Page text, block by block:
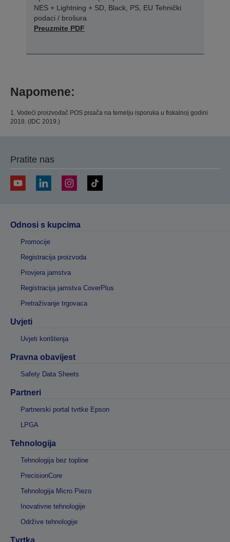
NES + Lightning + SD, Black, PS, EU Tehnički
podaci / brošura
Preuzmite PDF
Napomene:
1. Vodeći proizvođač POS pisača na temelju isporuka u fiskalnoj godini
2018. (IDC 2019.)
Pratite nas
Odnosi s kupcima
Promocije
Registracija proizvoda
Provjera jamstva
Registracija jamstva CoverPlus
Pretraživanje trgovaca
Uvjeti
Uvjeti korištenja
Pravna obavijest
Safety Data Sheets
Partneri
Partnerski portal tvrtke Epson
LPGA
Tehnologija
Tehnologija bez topline
PrecisionCore
Tehnologija Micro Piezo
Inovativne tehnologije
Održive tehnologije